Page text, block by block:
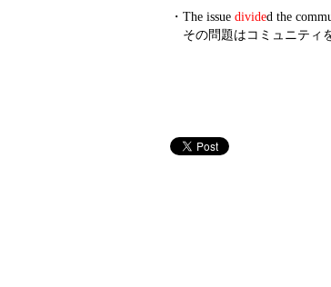
・ The issue divided the
その問題はコミュニティ